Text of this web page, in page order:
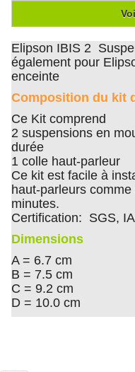
Elipson IBIS 2
également pour
enceinte
Composition du kit
Ce Kit comprend
2 suspensions en
durée
1 colle haut-parleur
Ce kit est facile à
haut-parleurs
minutes.
Certification: SGS,
Dimensions
A = 6.7 cm
B = 7.5 cm
C = 9.2 cm
D = 10.0 cm